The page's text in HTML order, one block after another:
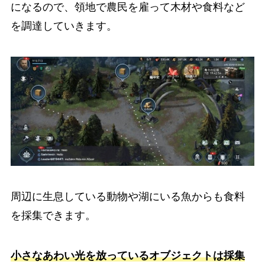
になるので、領地で農民を雇って木材や食料など
を調達していきます。
周辺に生息している動物や湖にいる魚からも食料
を採集できます。
小さなあわい光を放っているオブジェクトは採集